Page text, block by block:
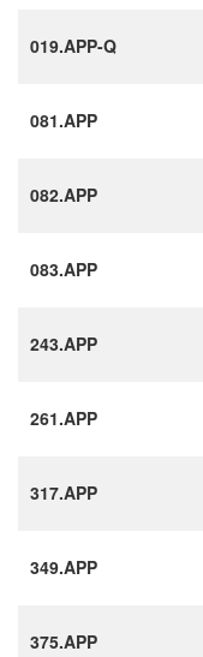
019.APP-Q
081.APP
082.APP
083.APP
243.APP
261.APP
317.APP
349.APP
375.APP